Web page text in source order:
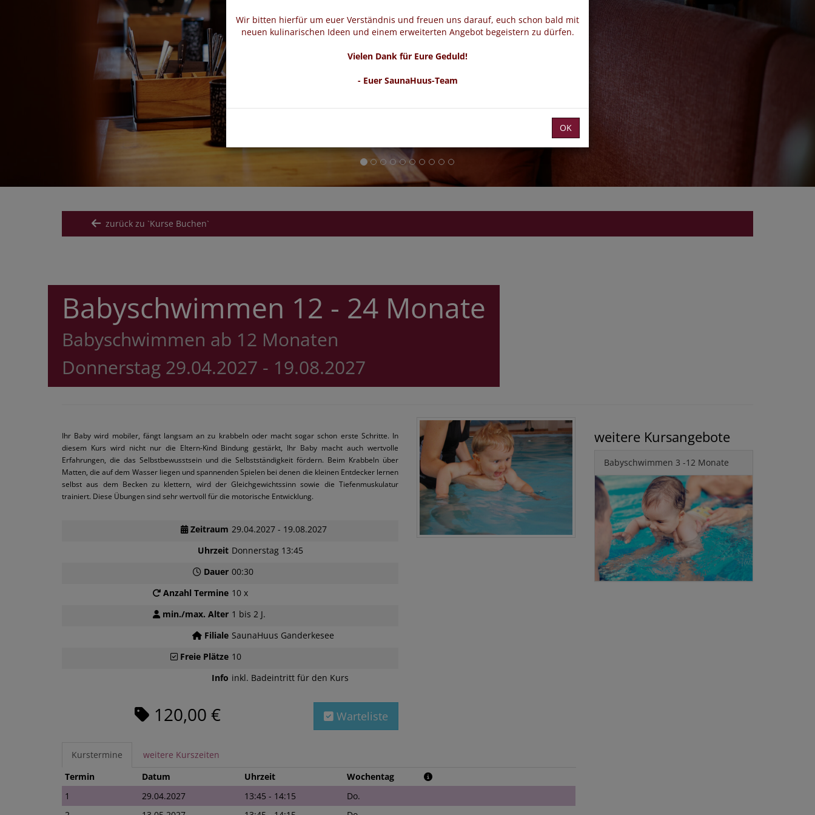
zurück zu `Kurse Buchen`
Babyschwimmen 12 - 24 Monate
Babyschwimmen ab 12 Monaten
Donnerstag 29.04.2027 - 19.08.2027
Ihr Baby wird mobiler, fängt langsam an zu krabbeln oder macht sogar schon erste Schritte. In
diesem Kurs wird nicht nur die Eltern-Kind Bindung gestärkt, Ihr Baby macht auch wertvolle
Erfahrungen, die das Selbstbewusstsein und die Selbstständigkeit fördern. Beim Krabbeln über
Matten, die auf dem Wasser liegen und spannenden Spielen bei denen die kleinen Entdecker lernen
selbst aus dem Becken zu klettern, wird der Gleichgewichtssinn sowie die Tiefenmuskulatur
trainiert. Diese Übungen sind sehr wertvoll für die motorische Entwicklung.
Zeitraum 29.04.2027 - 19.08.2027
Uhrzeit Donnerstag 13:45
Dauer 00:30
Anzahl Termine 10 x
min./max. Alter 1 bis 2 J.
Filiale SaunaHuus Ganderkesee
Freie Plätze 10
Info inkl. Badeintritt für den Kurs
120,00 € Warteliste
Kurstermine
weitere Kurszeiten
Termin
Datum Uhrzeit
Wochentag
1
29.04.2027 13:45 - 14:15
Do.
weitere Kursangebote
Babyschwimmen 3 -12 Monate
Wir bitten hierfür um euer Verständnis und freuen uns darauf, euch schon bald mit
neuen kulinarischen Ideen und einem erweiterten Angebot begeistern zu dürfen.
Vielen Dank für Eure Geduld!
- Euer SaunaHuus-Team
OK